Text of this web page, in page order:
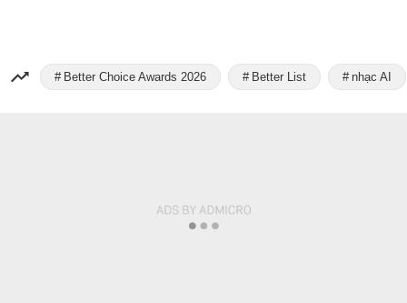
Better Choice Awards 2026 Better List nhạc AI